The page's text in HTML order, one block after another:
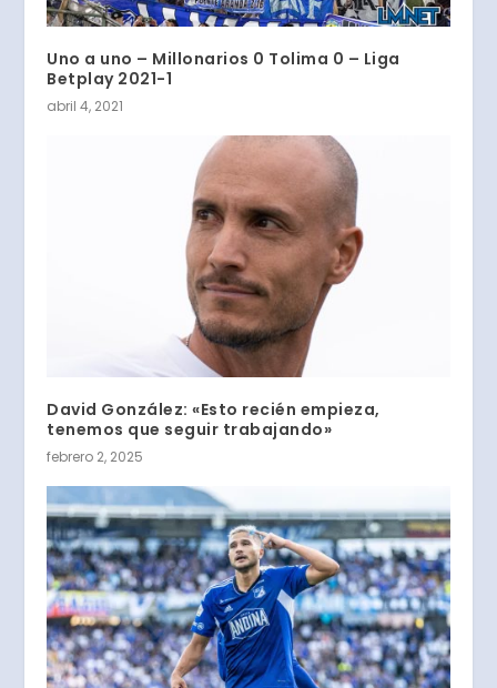
Uno a uno – Millonarios 0 Tolima 0 – Liga
Betplay 2021-1
abril 4, 2021
David González: «Esto recién empieza,
tenemos que seguir trabajando»
febrero 2, 2025